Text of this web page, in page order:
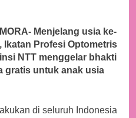
Menjelang usia ke-
Ikatan Profesi Optometris
NTT menggelar bhakti
gratis untuk anak usia
di seluruh Indonesia